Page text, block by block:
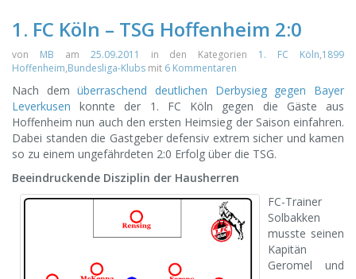
1. FC Köln – TSG Hoffenheim 2:0
von MB am 25.09.2011 in den Kategorien 1. FC Köln,1899
Hoffenheim,Bundesliga-Klubs mit 6 Kommentaren
Nach demüberraschend deutlichen Derbysieg gegen Bayer
Leverkusen konnte der 1. FC Köln gegen die Gäste aus
Hoffenheim nun auch den ersten Heimsieg der Saison einfahren.
Dabei standen die Gastgeber defensiv extrem sicher und kamen
so zu einem ungefährdeten 2:0 Erfolg über die TSG.
Beeindruckende Disziplin der Hausherren
FC-Trainer
Solbakken
musste seinen
Kapitän
Geromel und